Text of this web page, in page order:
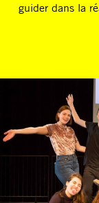
guider dans la